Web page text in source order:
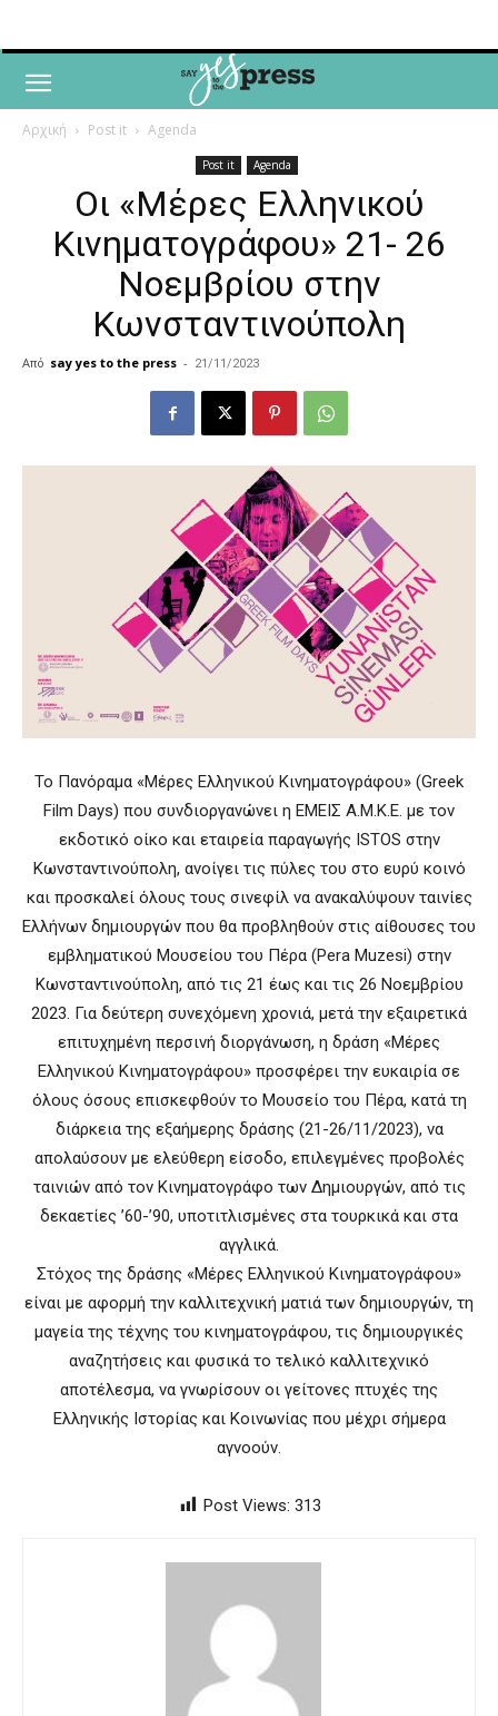
Αρχική Post it Agenda
Post it Agenda
Οι «Μέρες Ελληνικού
Κινηματογράφου» 21- 26
Νοεμβρίου στην
Κωνσταντινούπολη
Από say yes to the press - 21/11/2023
Το Πανόραμα «Μέρες Ελληνικού Κινηματογράφου» (Greek
Film Days) που συνδιοργανώνει η ΕΜΕΙΣ Α.Μ.Κ.Ε. με τον
εκδοτικό οίκο και εταιρεία παραγωγής ISTOS στην
Κωνσταντινούπολη, ανοίγει τις πύλες του στο ευρύ κοινό
και προσκαλεί όλους τους σινεφίλ να ανακαλύψουν ταινίες
Ελλήνων δημιουργών που θα προβληθούν στις αίθουσες του
εμβληματικού Μουσείου του Πέρα (Pera Muzesi) στην
Κωνσταντινούπολη, από τις 21 έως και τις 26 Νοεμβρίου
2023. Για δεύτερη συνεχόμενη χρονιά, μετά την εξαιρετικά
επιτυχημένη περσινή διοργάνωση, η δράση «Μέρες
Ελληνικού Κινηματογράφου» προσφέρει την ευκαιρία σε
όλους όσους επισκεφθούν το Μουσείο του Πέρα, κατά τη
διάρκεια της εξαήμερης δράσης (21-26/11/2023), να
απολαύσουν με ελεύθερη είσοδο, επιλεγμένες προβολές
ταινιών από τον Κινηματογράφο των Δημιουργών, από τις
δεκαετίες ’60-’90, υποτιτλισμένες στα τουρκικά και στα
αγγλικά.
Στόχος της δράσης «Μέρες Ελληνικού Κινηματογράφου»
είναι με αφορμή την καλλιτεχνική ματιά των δημιουργών, τη
μαγεία της τέχνης του κινηματογράφου, τις δημιουργικές
αναζητήσεις και φυσικά το τελικό καλλιτεχνικό
αποτέλεσμα, να γνωρίσουν οι γείτονες πτυχές της
Ελληνικής Ιστορίας και Κοινωνίας που μέχρι σήμερα
αγνοούν.
Post Views: 313